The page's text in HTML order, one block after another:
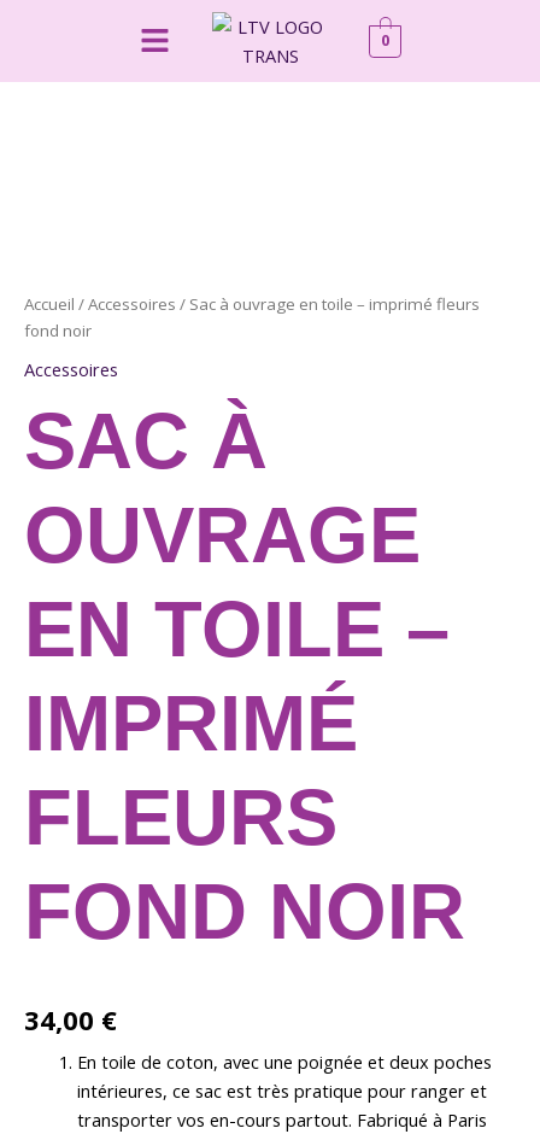
Menu 0
Accueil /Accessoires / Sac à ouvrage en toile – imprimé fleurs
fond noir
Accessoires
SAC À
OUVRAGE
EN TOILE –
IMPRIMÉ
FLEURS
FOND NOIR
34,00 €
En toile de coton, avec une poignée et deux poches
intérieures, ce sac est très pratique pour ranger et
transporter vos en-cours partout. Fabriqué à Paris